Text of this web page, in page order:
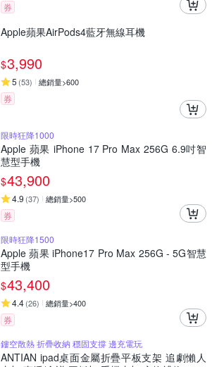
券
Apple蘋果AirPods4藍牙無線耳機
$3,990
5 (53) 總銷量>600
券
限時狂降1000
Apple 蘋果 iPhone 17 Pro Max 256G 6.9吋智
慧型手機
$43,900
4.9 (37) 總銷量>500
券
限時狂降1500
Apple 蘋果 iPhone17 Pro Max 256G - 5G智慧
型手機
$43,400
4.4(26) 總銷量>400
券
鏤空散熱 折疊收納 穩固支撐 邊充電玩
ANTIAN ipad桌面金屬折疊平板支架 追劇懶人